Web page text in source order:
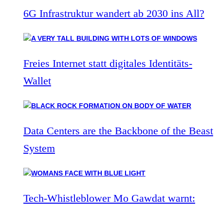
6G Infrastruktur wandert ab 2030 ins All?
Freies Internet statt digitales Identitäts-
Wallet
Data Centers are the Backbone of the Beast
System
Tech-Whistleblower Mo Gawdat warnt: